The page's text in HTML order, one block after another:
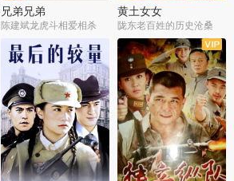
兄弟兄弟
陈建斌龙虎斗相爱相杀
黄土女女
陇东老百姓的历史沧桑
全28集 全44集